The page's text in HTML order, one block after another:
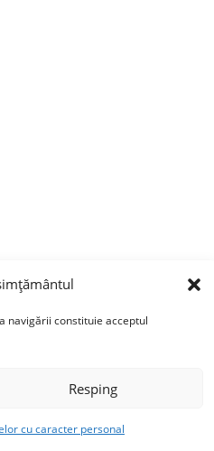
navigării constituie acceptul
Resping
cu caracter personal
Prelucrarea datelor cu caracter